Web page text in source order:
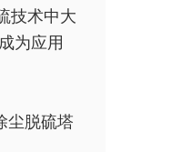
技术中大
为应用
尘脱硫塔